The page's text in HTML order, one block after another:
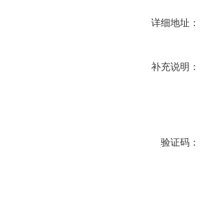
详细地址：
补充说明：
验证码：